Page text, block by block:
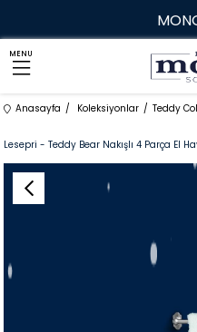
MONO
MENU
Anasayfa Koleksiyonlar Teddy
Lesepri - Teddy Bear Nakışlı 4 Parça El